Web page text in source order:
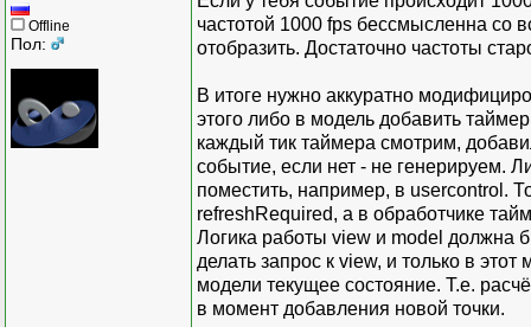
private
//
public
{
}
nextPoint.X =
nextPoint.Y =
}
}
}
// Движения мыши
protected override void
{
float scale =
// Передаём
this.controller =
// Включаем двойную
// Создаём
this.background =
this.foreground = new
// Обрабатываем
this.view.Updated +=
}
// Перехват нужных
// Отрисовка
Offline
Пол:
частотой 1000 fps бессмысленна со
отобразить. Достаточно частоты
В итоге нужно аккуратно
этого либо в модель добавить
каждый тик таймера смотрим,
событие, если нет - не генерируем.
поместить, например, в usercontrol.
refreshRequired, а в обработчике
Логика работы view и model должна
делать запрос к view, и только в
модели текущее состояние. Т.е.
в момент добавления новой точки.